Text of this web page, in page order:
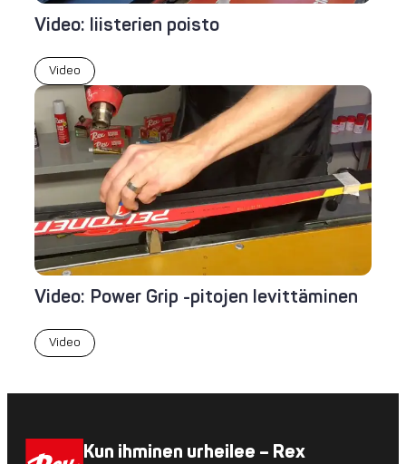
Video: liisterien poisto
Video
Video: Power Grip -pitojen levittäminen
Video
Kun ihminen urheilee – Rex